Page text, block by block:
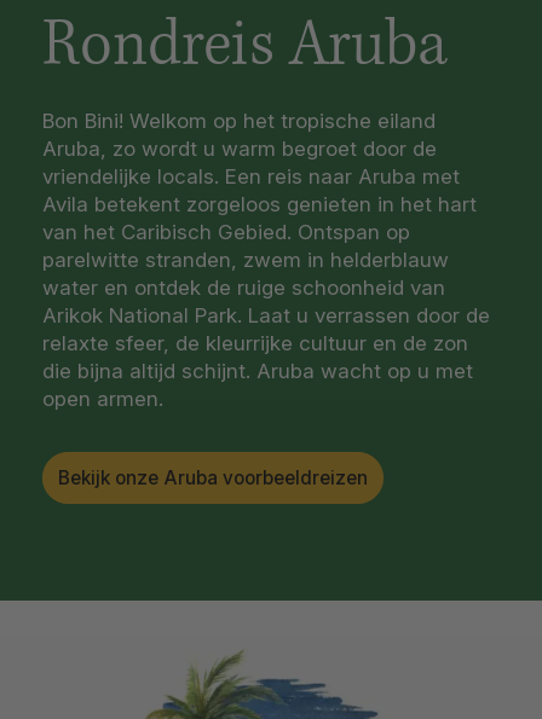
Rondreis Aruba
Bon Bini! Welkom op het tropische eiland
Aruba, zo wordt u warm begroet door de
vriendelijke locals. Een reis naar Aruba met
Avila betekent zorgeloos genieten in het hart
van het Caribisch Gebied. Ontspan op
parelwitte stranden, zwem in helderblauw
water en ontdek de ruige schoonheid van
Arikok National Park. Laat u verrassen door de
relaxte sfeer, de kleurrijke cultuur en de zon
die bijna altijd schijnt. Aruba wacht op u met
open armen.
Bekijk onze Aruba voorbeeldreizen